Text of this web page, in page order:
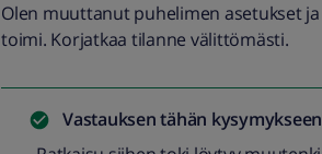
Olen muuttanut puhelimen asetukset
toimi. Korjatkaa tilanne välittömästi.
Vastauksen tähän